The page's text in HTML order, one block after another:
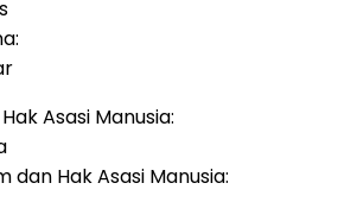
Asasi Manusia:
dan Hak Asasi Manusia: